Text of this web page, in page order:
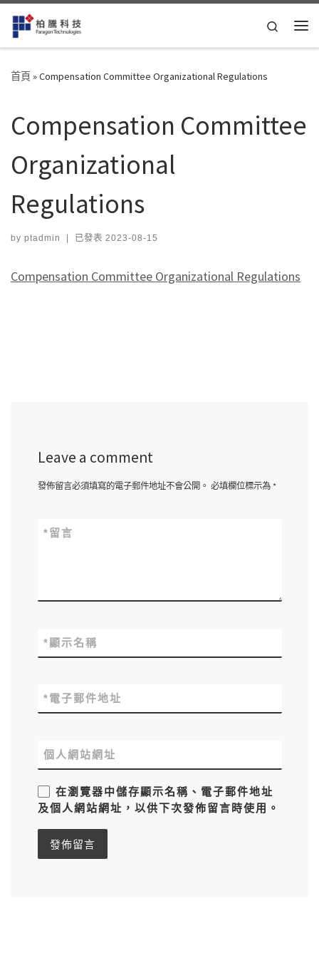
Skip to content
Search
首頁 »Compensation Committee Organizational Regulations
Compensation Committee
Organizational
Regulations
by ptadmin | 已發表 2023-08-15
Compensation Committee Organizational Regulations
Leave a comment
發佈留言必須填寫的電子郵件地址不會公開。 必填欄位標示為 *
留言
*
顯示名稱
*
電子郵件地址
*
個人網站網址
在瀏覽器中儲存顯示名稱、電子郵件地址
及個人網站網址，以供下次發佈留言時使用。